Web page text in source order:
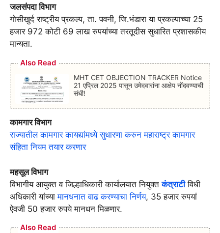
जलसंपदा विभाग
गोसीखुर्द राष्ट्रीय प्रकल्प, ता. पवनी, जि.भंडारा या प्रकल्पाच्या 25
हजार 972 कोटी 69 लाख रुपयांच्या तरतूदीस सुधारित प्रशासकीय
मान्यता.
Also Read
MHT CET OBJECTION TRACKER Notice
21 एप्रिल 2025 पासून उमेदवारांना आक्षेप नोंदवण्याची
संधी!
कामगार विभाग
राज्यातील कामगार कायद्यांमध्ये सुधारणा करुन महाराष्ट्र कामगार
संहिता नियम तयार करणार
महसूल विभाग
विभागीय आयुक्त व जिल्हाधिकारी कार्यालयात नियुक्तकंत्राटीविधी
अधिकारी यांच्यामानधनात वाढ करण्याचा निर्णय, 35 हजार रुपयां
ऐवजी 50 हजार रुपये मानधन मिळणार.
Also Read